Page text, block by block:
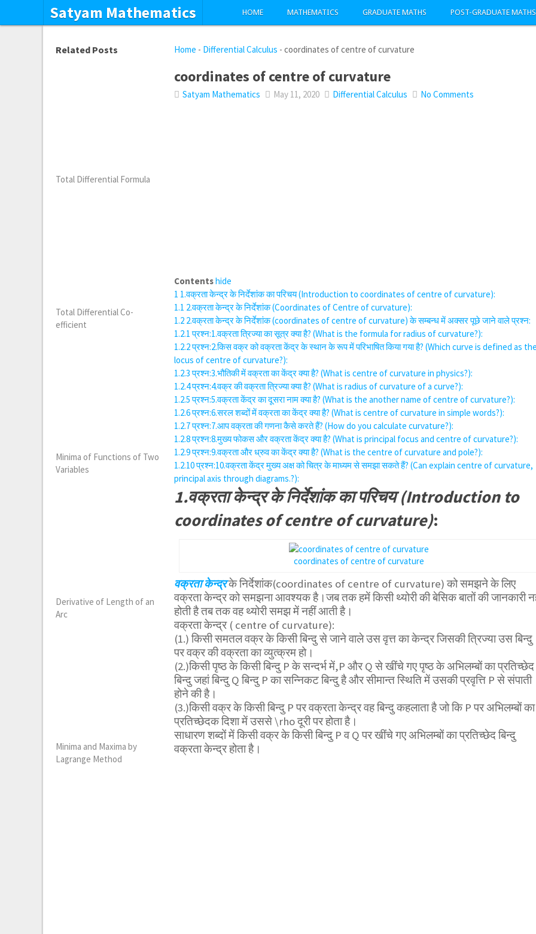
Satyam Mathematics HOME MATHEMATICS GRADUATE MATHS POST-GRADUATE MATHS
Home - Differential Calculus -coordinates of centre of curvature
coordinates of centre of curvature
Satyam Mathematics May 11, 2020 Differential Calculus No Comments
Contentshide
1 1.वक्रता केन्द्र के निर्देशांक का परिचय (Introduction to coordinates of centre of curvature):
1.1 2.वक्रता केन्द्र के निर्देशांक (Coordinates of Centre of curvature):
1.2 2.वक्रता केन्द्र के निर्देशांक (coordinates of centre of curvature) के सम्बन्ध में अक्सर पूछे जाने वाले प्रश्न:
1.2.1 प्रश्न:1.वक्रता त्रिज्या का सूत्र क्या है? (What is the formula for radius of curvature?):
1.2.2प्रश्न:2.किस वक्र को वक्रता केंद्र के स्थान के रूप में परिभाषित किया गया है? (Which curve is defined as
locus of centre of curvature?):
1.2.3 प्रश्न:3.भौतिकी में वक्रता का केंद्र क्या है? (What is centre of curvature in physics?):
1.2.4प्रश्न:4.वक्र की वक्रता त्रिज्या क्या है? (What is radius of curvature of a curve?):
1.2.5 प्रश्न:5.वक्रता केंद्र का दूसरा नाम क्या है? (What is the another name of centre of curvature?):
1.2.6प्रश्न:6.सरल शब्दों में वक्रता का केंद्र क्या है? (What is centre of curvature in simple words?):
1.2.7प्रश्न:7.आप वक्रता की गणना कैसे करते हैं? (How do you calculate curvature?):
1.2.8प्रश्न:8.मुख्य फोकस और वक्रता केंद्र क्या है? (What is principal focus and centre of curvature?):
1.2.9प्रश्न:9.वक्रता और ध्रुव का केंद्र क्या है? (What is the centre of curvature and pole?):
1.2.10प्रश्न:10.वक्रता केंद्र मुख्य अक्ष को चित्र के माध्यम से समझा सकते हैं? (Can explain centre of curvature,
principal axis through diagrams.?):
1.वक्रता केन्द्र के निर्देशांक का परिचय (Introduction to
coordinates of centre of curvature):
coordinates of centre of curvature
वक्रता केन्द्रके निर्देशांक(coordinates of centre of curvature) को समझने के लिए
वक्रता केन्द्र को समझना आवश्यक है।जब तक हमें किसी थ्योरी की बेसिक बातों की जानकारी
होती है तब तक वह थ्योरी समझ में नहीं आती है।
वक्रता केन्द्र ( centre of curvature):
(1.) किसी समतल वक्र के किसी बिन्दु से जाने वाले उस वृत्त का केन्द्र जिसकी त्रिज्या उस बिन्दु
पर वक्र की वक्रता का व्युत्क्रम हो।
(2.)किसी पृष्ठ के किसी बिन्दु P के सन्दर्भ में,P और Q से खींचे गए पृष्ठ के अभिलम्बों का प्रतिच्छेद
बिन्दु जहां बिन्दु Q बिन्दु P का सन्निकट बिन्दु है और सीमान्त स्थिति में उसकी प्रवृत्ति P से संपाती
होने की है।
(3.)किसी वक्र के किसी बिन्दु P पर वक्रता केन्द्र वह बिन्दु कहलाता है जो कि P पर अभिलम्बों का
प्रतिच्छेदक दिशा में उससे\rhoदूरी पर होता है।
साधारण शब्दों में किसी वक्र के किसी बिन्दु P व Q पर खींचे गए अभिलम्बों का प्रतिच्छेद बिन्दु
वक्रता केन्द्र होता है।
Related Posts
Total Differential Formula
Total Differential Co-
efficient
Minima of Functions of Two
Variables
Derivative of Length of an
Arc
Minima and Maxima by
Lagrange Method